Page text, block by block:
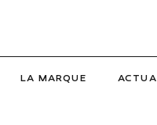
LA MARQUE